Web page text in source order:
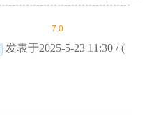
7.0
发表于2025-5-23 11:30 / (